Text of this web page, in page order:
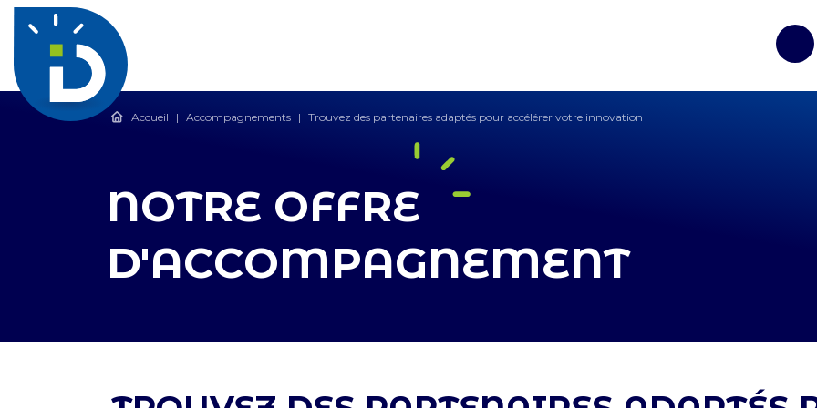
Accueil | Accompagnements | Trouvez des partenaires adaptés pour accélérer votre innovation
NOTRE OFFRE
D'ACCOMPAGNEMENT